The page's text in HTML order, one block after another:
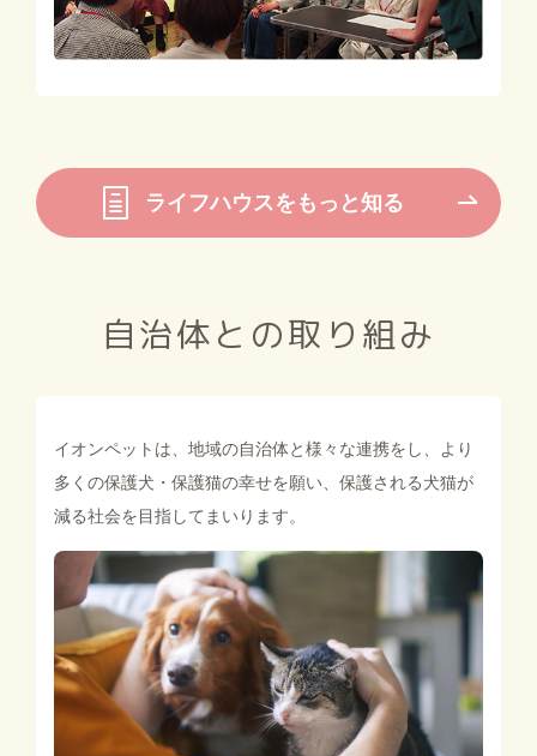
ライフハウスをもっと知る
自治体との取り組み
イオンペットは、地域の自治体と様々な連携をし、 より
多くの保護犬・保護猫の幸せを願い、保護される犬猫が
減る社会を目指してまいります。